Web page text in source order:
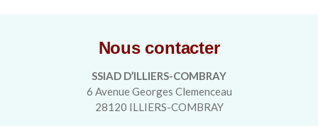
Nous contacter
SSIAD D’ILLIERS-COMBRAY
6 Avenue Georges Clemenceau
28120 ILLIERS-COMBRAY